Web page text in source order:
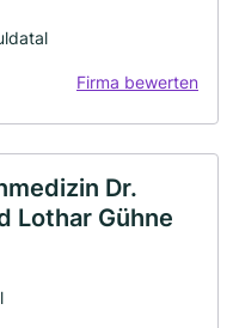
Firma bewerten
Dr.
Lothar Gühne